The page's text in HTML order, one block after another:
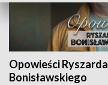
Opowieści Ryszarda
Bonisławskiego